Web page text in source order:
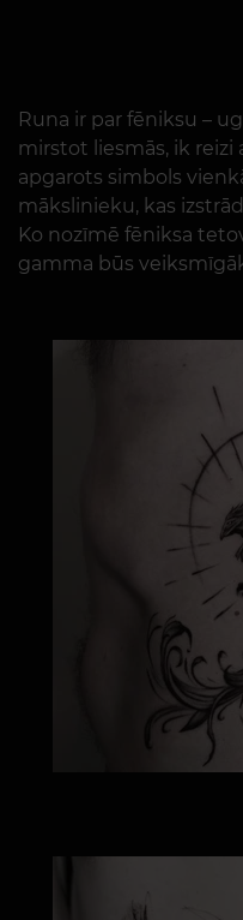
Runa ir par fēniksu –
mirstot liesmās, ik
apgarots simbols
mākslinieku, kas
Ko nozīmē fēniksa
gamma būs